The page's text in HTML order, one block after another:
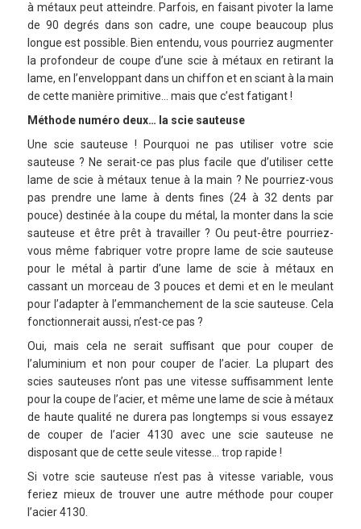
à métaux peut atteindre. Parfois, en faisant pivoter la lame
de 90 degrés dans son cadre, une coupe beaucoup plus
longue est possible. Bien entendu, vous pourriez augmenter
la profondeur de coupe d’une scie à métaux en retirant la
lame, en l’enveloppant dans un chiffon et en sciant à la main
de cette manière primitive… mais que c’est fatigant !
Méthode numéro deux… la scie sauteuse
Une scie sauteuse ! Pourquoi ne pas utiliser votre scie
sauteuse ? Ne serait-ce pas plus facile que d’utiliser cette
lame de scie à métaux tenue à la main ? Ne pourriez-vous
pas prendre une lame à dents fines (24 à 32 dents par
pouce) destinée à la coupe du métal, la monter dans la scie
sauteuse et être prêt à travailler ? Ou peut-être pourriez-
vous même fabriquer votre propre lame de scie sauteuse
pour le métal à partir d’une lame de scie à métaux en
cassant un morceau de 3 pouces et demi et en le meulant
pour l’adapter à l’emmanchement de la scie sauteuse. Cela
fonctionnerait aussi, n’est-ce pas ?
Oui, mais cela ne serait suffisant que pour couper de
l’aluminium et non pour couper de l’acier. La plupart des
scies sauteuses n’ont pas une vitesse suffisamment lente
pour la coupe de l’acier, et même une lame de scie à métaux
de haute qualité ne durera pas longtemps si vous essayez
de couper de l’acier 4130 avec une scie sauteuse ne
disposant que de cette seule vitesse… trop rapide !
Si votre scie sauteuse n’est pas à vitesse variable, vous
feriez mieux de trouver une autre méthode pour couper
l’acier 4130.